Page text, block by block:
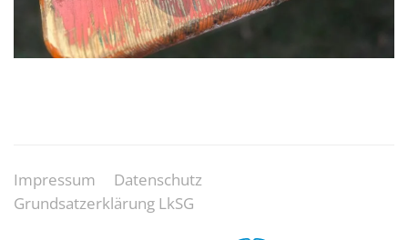
Impressum
Datenschutz
Grundsatzerklärung LkSG